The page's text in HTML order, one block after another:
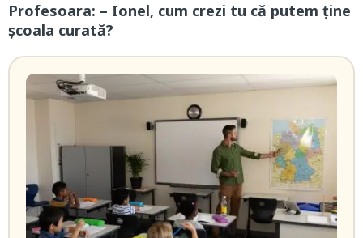
Profesoara: – Ionel, cum crezi tu că putem ține
școala curată?